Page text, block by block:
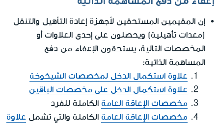
إن المقيمين المستحقين لأجهزة إعادة التأهيل والتنقل
(معدات تأهيلية) ويحصلون على إحدى العلاوات أو
المخصصات التالية، يستحقون الإعفاء من دفع
المساهمة الذاتية:
علاوة استكمال الدخل لمخصصات الشيخوخة
علاوة استكمال الدخل على مخصصات الباقين
مخصصات الإعاقة العامة الكاملة للفرد
مخصصات الإعاقة العامة الكاملة والتي تشمل علاوة